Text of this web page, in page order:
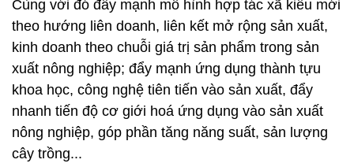
Cùng với đó đẩy mạnh mô hình hợp tác xã kiểu mới
theo hướng liên doanh, liên kết mở rộng sản xuất,
kinh doanh theo chuỗi giá trị sản phẩm trong sản
xuất nông nghiệp; đẩy mạnh ứng dụng thành tựu
khoa học, công nghệ tiên tiến vào sản xuất, đẩy
nhanh tiến độ cơ giới hoá ứng dụng vào sản xuất
nông nghiệp, góp phần tăng năng suất, sản lượng
cây trồng...